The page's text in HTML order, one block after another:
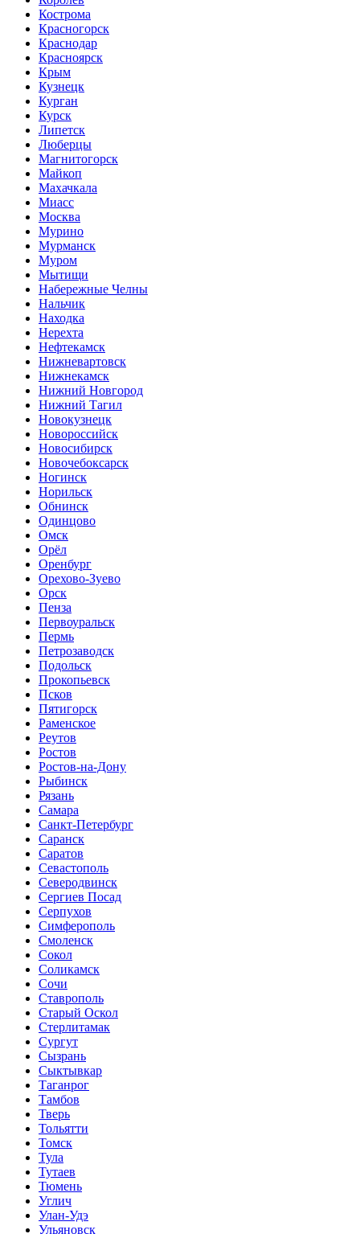
Кострома
Красногорск
Краснодар
Красноярск
Крым
Кузнецк
Курган
Курск
Липетск
Люберцы
Магнитогорск
Майкоп
Махачкала
Миасс
Москва
Мурино
Мурманск
Муром
Мытищи
Набережные Челны
Нальчик
Находка
Нерехта
Нефтекамск
Нижневартовск
Нижнекамск
Нижний Новгород
Нижний Тагил
Новокузнецк
Новороссийск
Новосибирск
Новочебоксарск
Ногинск
Норильск
Обнинск
Одинцово
Омск
Орёл
Оренбург
Орехово-Зуево
Орск
Пенза
Первоуральск
Пермь
Петрозаводск
Подольск
Прокопьевск
Псков
Пятигорск
Раменское
Реутов
Ростов
Ростов-на-Дону
Рыбинск
Рязань
Самара
Санкт-Петербург
Саранск
Саратов
Севастополь
Северодвинск
Сергиев Посад
Серпухов
Симферополь
Смоленск
Сокол
Соликамск
Сочи
Ставрополь
Старый Оскол
Стерлитамак
Сургут
Сызрань
Сыктывкар
Таганрог
Тамбов
Тверь
Тольятти
Томск
Тула
Тутаев
Тюмень
Углич
Улан-Удэ
Ульяновск